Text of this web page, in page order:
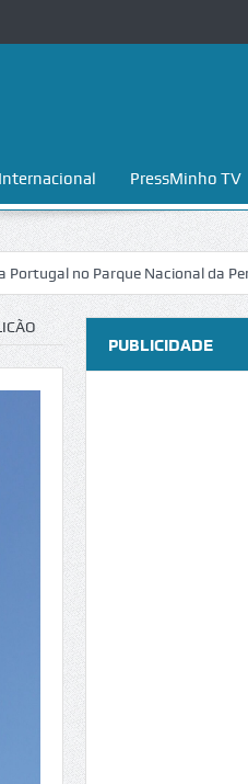
Internacional PressMinho TV
Parque Nacional da Peneda-Gerês
PUBLICIDADE